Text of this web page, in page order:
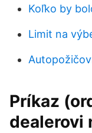
Koľko by
Limit na
Príkaz
dealerovi